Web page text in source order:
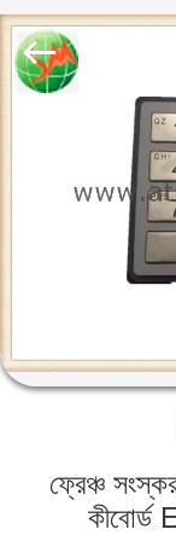
কারখানা
International
Trade
Co.,Ltd..
Rights
Reserved.
ফ্রেঞ্চ